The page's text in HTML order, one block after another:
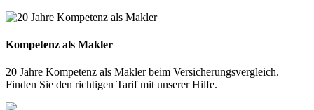
Kompetenz als Makler
20 Jahre Kompetenz als Makler beim Versicherungsvergleich.
Finden Sie den richtigen Tarif mit unserer Hilfe.